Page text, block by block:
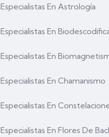
Especialistas En Astrología
Especialistas En
Especialistas En
Especialistas En Chamanismo
Especialistas En
Especialistas En Flores De